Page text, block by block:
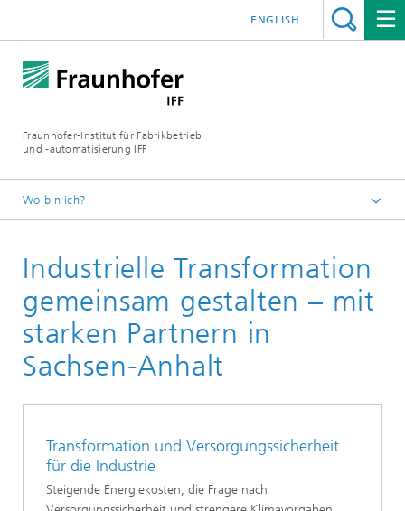
Fraunhofer-Institut für Fabrikbetrieb
und -automatisierung IFF
ENGLISH
Wo bin ich?
Abteilungen
Energiesysteme und Infrastrukturen
Industrielle Transformation
gemeinsam gestalten – mit
starken Partnern in
Sachsen-Anhalt
Transformation und Versorgungssicherheit
für die Industrie
Steigende Energiekosten, die Frage nach